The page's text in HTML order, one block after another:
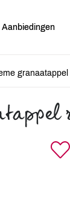
Aanbiedingen